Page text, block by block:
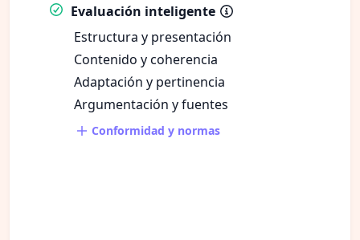
Evaluación inteligente
Estructura y presentación
Contenido y coherencia
Adaptación y pertinencia
Argumentación y fuentes
Conformidad y normas